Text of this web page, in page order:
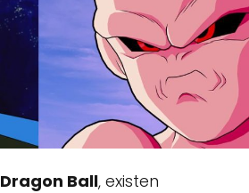
Dragon Ball, existen